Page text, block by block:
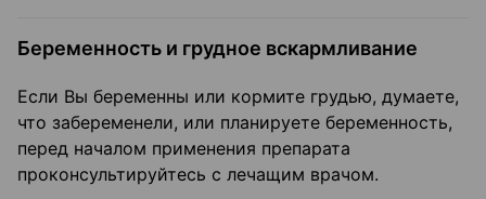
Беременность и грудное вскармливание
Если Вы беременны или кормите грудью, думаете,
что забеременели, или планируете беременность,
перед началом применения препарата
проконсультируйтесь с лечащим врачом.